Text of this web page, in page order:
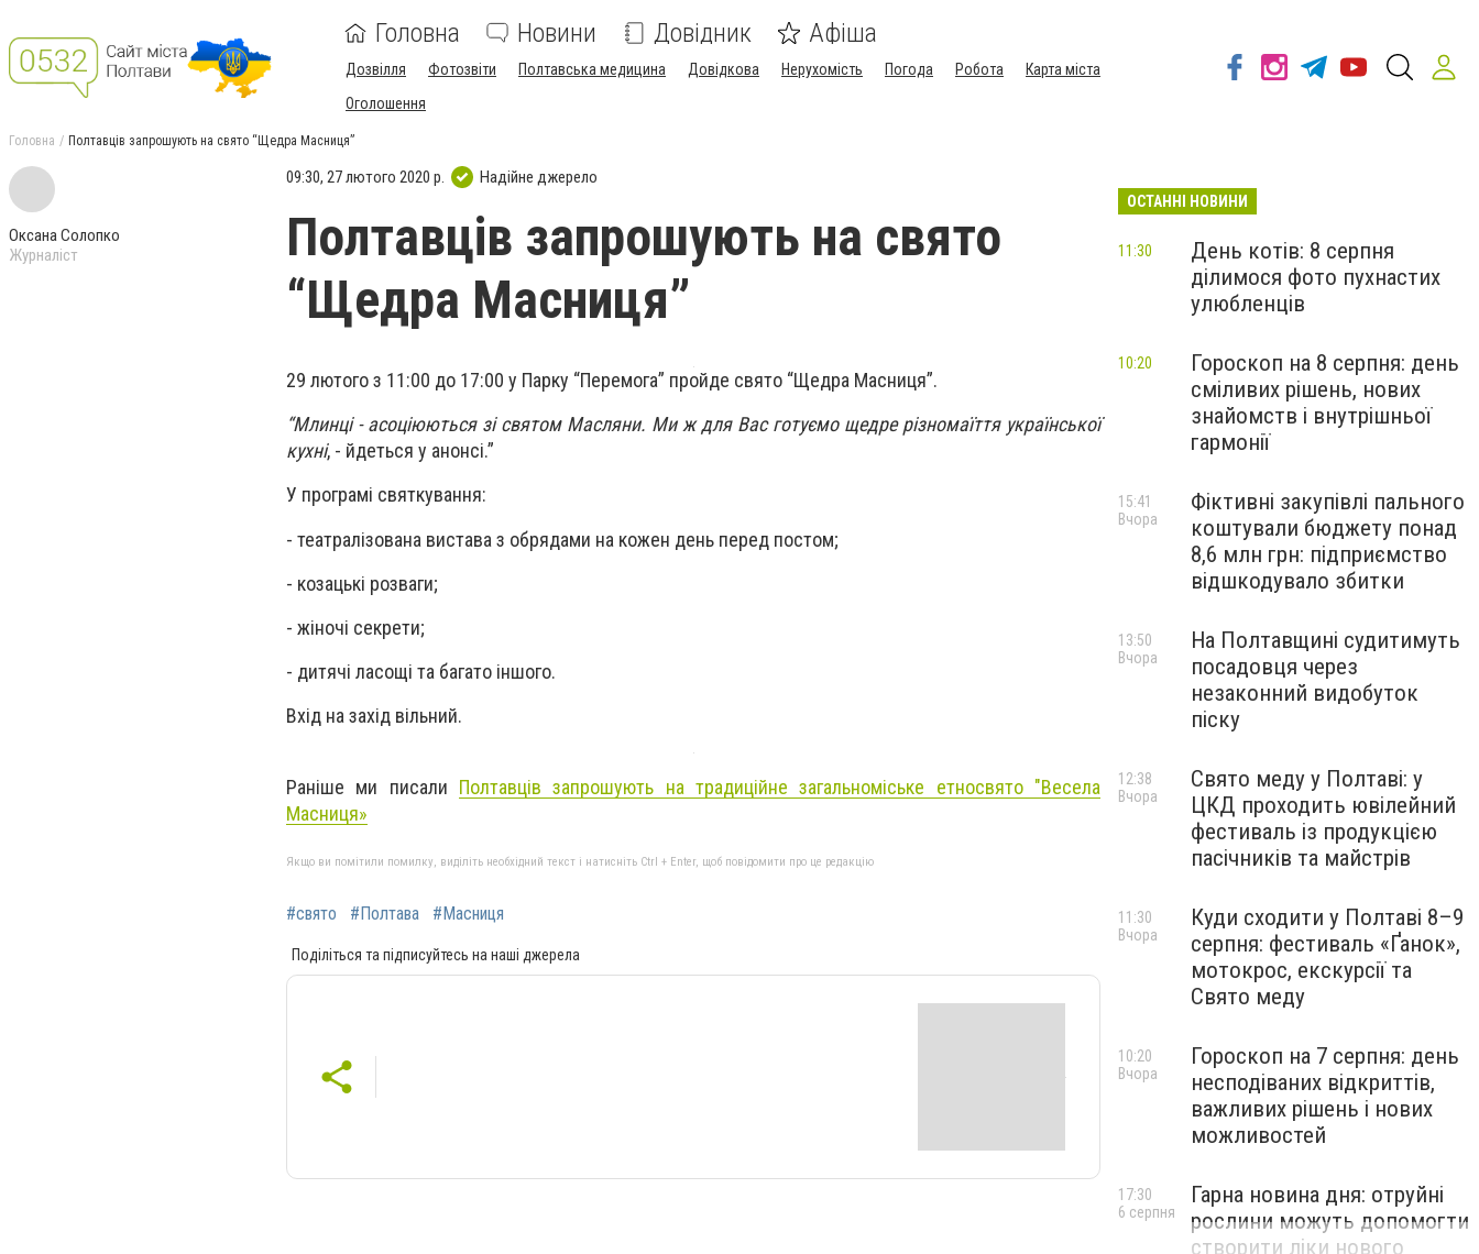
Головна Новини Довідник Афіша
Дозвілля Фотозвіти Полтавська медицина Довідкова Нерухомість Погода Робота
Карта міста
Оголошення
Головна Полтавців запрошують на свято “Щедра Масниця”
Оксана Солопко
Журналіст
09:30, 27 лютого 2020 р. Надійне джерело
Полтавців запрошують на свято
“Щедра Масниця”
29 лютого з 11:00 до 17:00 у Парку “Перемога” пройде свято “Щедра Масниця”.
“Млинці - асоціюються зі святом Масляни. Ми ж для Вас готуємо щедре різномаїття української
кухні, - йдеться у анонсі.”
У програмі святкування:
- театралізована вистава з обрядами на кожен день перед постом;
- козацькі розваги;
- жіночі секрети;
- дитячі ласощі та багато іншого.
Вхід на захід вільний.
Раніше ми писали Полтавців запрошують на традиційне загальноміське етносвято "Весела
Масниця»
Якщо ви помітили помилку, виділіть необхідний текст і натисніть Ctrl + Enter, щоб повідомити про це редакцію
#свято #Полтава #Масниця
Поділіться та підписуйтесь на наші джерела
ОСТАННІ НОВИНИ
День котів: 8 серпня
ділимося фото пухнастих
улюбленців
11:30
Гороскоп на 8 серпня: день
сміливих рішень, нових
знайомств і внутрішньої
гармонії
10:20
Фіктивні закупівлі пального
коштували бюджету понад
8,6 млн грн: підприємство
відшкодувало збитки
15:41
Вчора
На Полтавщині судитимуть
посадовця через
незаконний видобуток
піску
13:50
Вчора
Свято меду у Полтаві: у
ЦКД проходить ювілейний
фестиваль із продукцією
пасічників та майстрів
12:38
Вчора
Куди сходити у Полтаві 8–9
серпня: фестиваль «Ґанок»,
мотокрос, екскурсії та
Свято меду
11:30
Вчора
Гороскоп на 7 серпня: день
несподіваних відкриттів,
важливих рішень і нових
можливостей
10:20
Вчора
Гарна новина дня: отруйні
рослини можуть допомогти
створити ліки нового
17:30
6 серпня